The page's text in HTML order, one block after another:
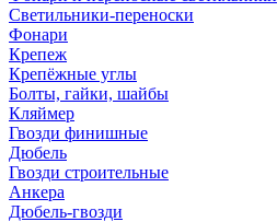
Светильники-переноски
Фонари
Крепеж
Крепёжные углы
Болты, гайки, шайбы
Кляймер
Гвозди финишные
Дюбель
Гвозди строительные
Анкера
Дюбель-гвозди